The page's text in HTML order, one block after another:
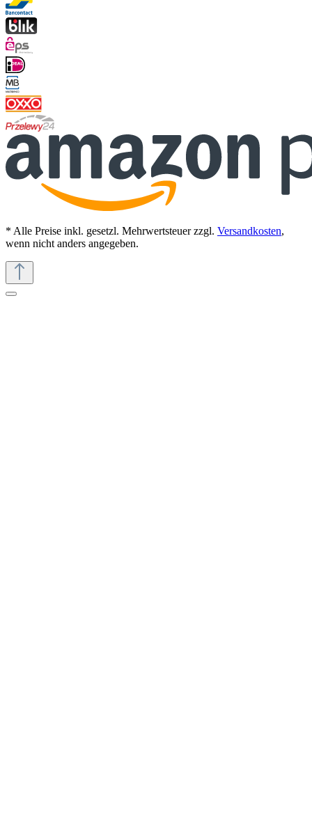
* Alle Preise inkl. gesetzl. Mehrwertsteuer zzgl. Versandkosten,
wenn nicht anders angegeben.